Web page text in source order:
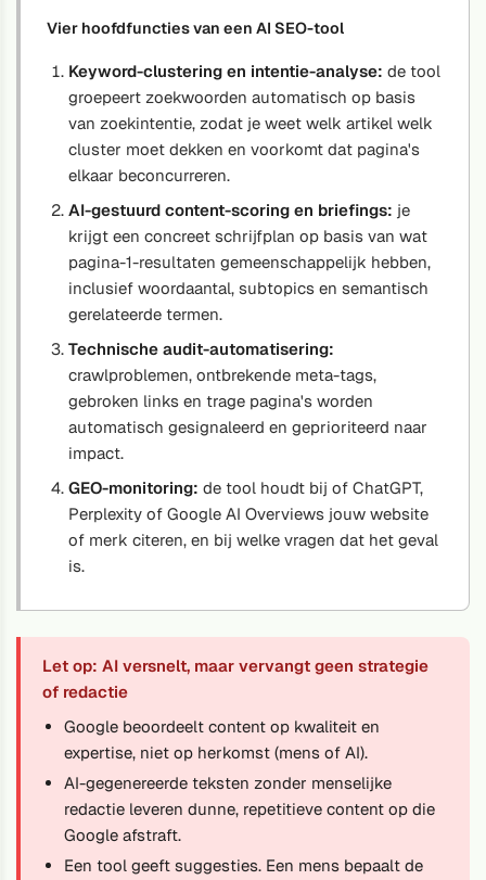
Vier hoofdfuncties van een AI SEO-tool
Keyword-clustering en intentie-analyse: de tool
groepeert zoekwoorden automatisch op basis
van zoekintentie, zodat je weet welk artikel welk
cluster moet dekken en voorkomt dat pagina's
elkaar beconcurreren.
AI-gestuurd content-scoring en briefings: je
krijgt een concreet schrijfplan op basis van wat
pagina-1-resultaten gemeenschappelijk hebben,
inclusief woordaantal, subtopics en semantisch
gerelateerde termen.
Technische audit-automatisering:
crawlproblemen, ontbrekende meta-tags,
gebroken links en trage pagina's worden
automatisch gesignaleerd en geprioriteerd naar
impact.
GEO-monitoring: de tool houdt bij of ChatGPT,
Perplexity of Google AI Overviews jouw website
of merk citeren, en bij welke vragen dat het geval
is.
Let op: AI versnelt, maar vervangt geen strategie
of redactie
Google beoordeelt content op kwaliteit en
expertise, niet op herkomst (mens of AI).
AI-gegenereerde teksten zonder menselijke
redactie leveren dunne, repetitieve content op die
Google afstraft.
Een tool geeft suggesties. Een mens bepaalt de